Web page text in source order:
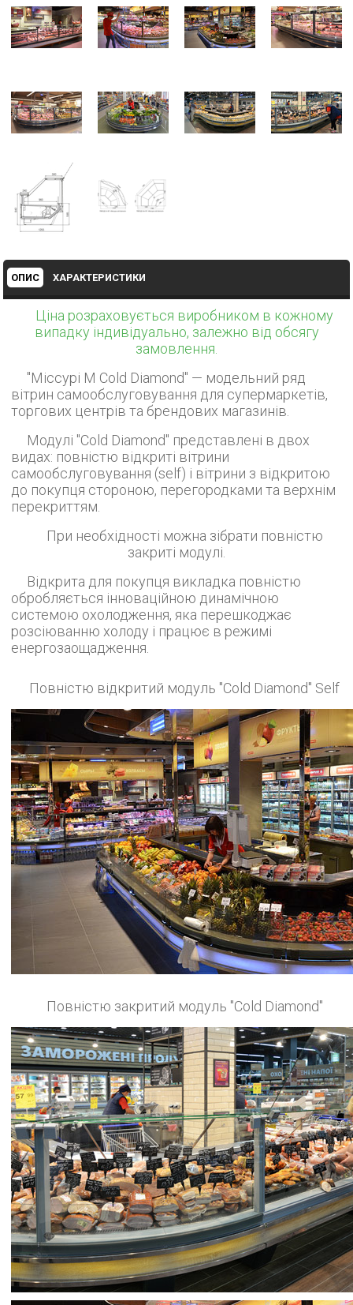
ОПИС ХАРАКТЕРИСТИКИ
Ціна розраховується виробником в кожному
випадку індивідуально, залежно від обсягу
замовлення.
"Міссурі М Cold Diamond" — модельний ряд
вітрин самообслуговування для супермаркетів,
торгових центрів та брендових магазинів.
Модулі "Cold Diamond" представлені в двох
видах: повністю відкриті вітрини
самообслуговування (self) і вітрини з відкритою
до покупця стороною, перегородками та верхнім
перекриттям.
При необхідності можна зібрати повністю
закриті модулі.
Відкрита для покупця викладка повністю
обробляється інноваційною динамічною
системою охолодження, яка перешкоджає
розсіюванню холоду і працює в режимі
енергозаощадження.
Повністю відкритий модуль "Cold Diamond" Self
Повністю закритий модуль "Cold Diamond"